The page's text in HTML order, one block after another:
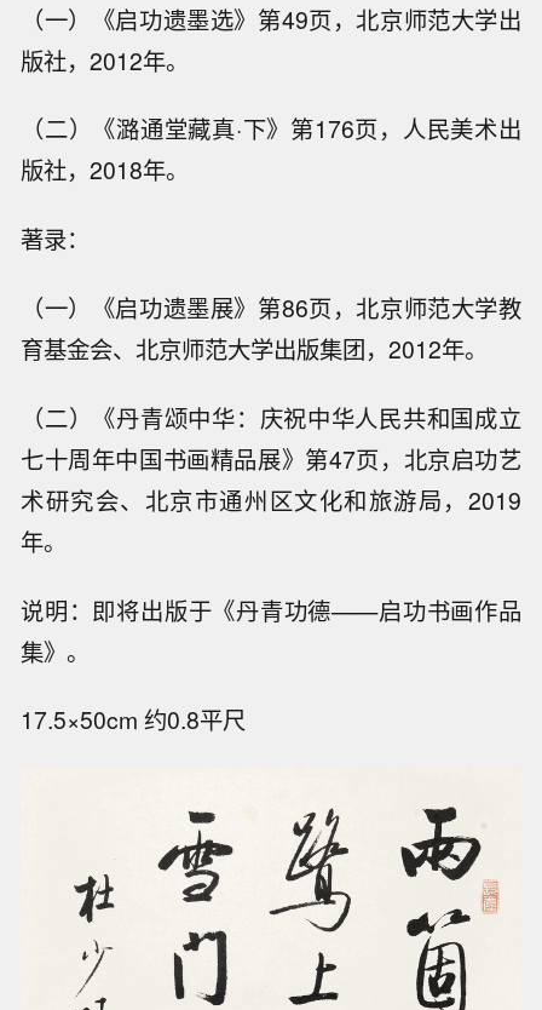
（一）《启功遗墨选》第49页，北京师范大学出
版社，2012年。
（二）《潞通堂藏真·下》第176页，人民美术出
版社，2018年。
著录：
（一）《启功遗墨展》第86页，北京师范大学教
育基金会、北京师范大学出版集团，2012年。
（二）《丹青颂中华：庆祝中华人民共和国成立
七十周年中国书画精品展》第47页，北京启功艺
术研究会、北京市通州区文化和旅游局，2019
年。
说明：即将出版于《丹青功德——启功书画作品
集》。
17.5×50cm 约0.8平尺